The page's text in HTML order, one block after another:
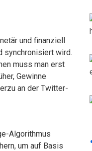
und finanziell
synchronisiert wird.
muss man erst
Gewinne
an der Twitter-
Algorithmus
um auf Basis